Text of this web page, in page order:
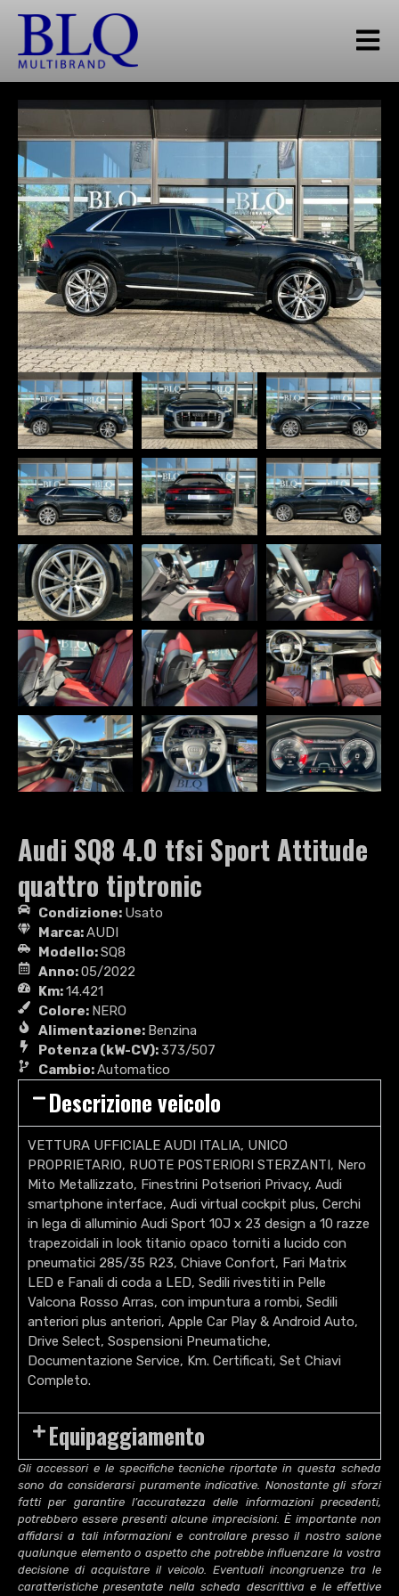
Audi SQ8 4.0 tfsi Sport Attitude
quattro tiptronic
Condizione: Usato
Marca:AUDI
Modello:SQ8
Anno:05/2022
Km:14.421
Colore: NERO
Alimentazione: Benzina
Potenza (kW-CV):373/507
Cambio:Automatico
Descrizione veicolo
VETTURA UFFICIALE AUDI ITALIA, UNICO
PROPRIETARIO, RUOTE POSTERIORI STERZANTI, Nero
Mito Metallizzato, Finestrini Potseriori Privacy, Audi
smartphone interface, Audi virtual cockpit plus, Cerchi
in lega di alluminio Audi Sport 10J x 23 design a 10 razze
trapezoidali in look titanio opaco torniti a lucido con
pneumatici 285/35 R23, Chiave Confort, Fari Matrix
LED e Fanali di coda a LED, Sedili rivestiti in Pelle
Valcona Rosso Arras, con impuntura a rombi, Sedili
anteriori plus anteriori, Apple Car Play & Android Auto,
Drive Select, Sospensioni Pneumatiche,
Documentazione Service, Km. Certificati, Set Chiavi
Completo.
Equipaggiamento
Gli accessori e le specifiche tecniche riportate in questa scheda
sono da considerarsi puramente indicative. Nonostante gli sforzi
fatti per garantire l’accuratezza delle informazioni precedenti,
potrebbero essere presenti alcune imprecisioni. È importante non
affidarsi a tali informazioni e controllare presso il nostro salone
qualunque elemento o aspetto che potrebbe influenzare la vostra
decisione di acquistare il veicolo. Eventuali incongruenze tra le
caratteristiche presentate nella scheda descrittiva e le effettive